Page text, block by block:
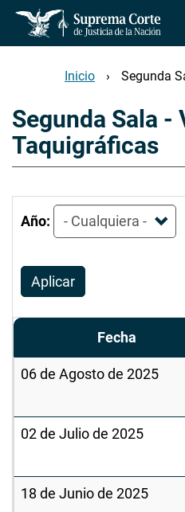
Pasar
contenido
Inicio Segunda
Segunda Sala -
Taquigráficas
Año:
Aplicar
Fecha
06 de Agosto de 2025
02 de Julio de 2025
18 de Junio de 2025